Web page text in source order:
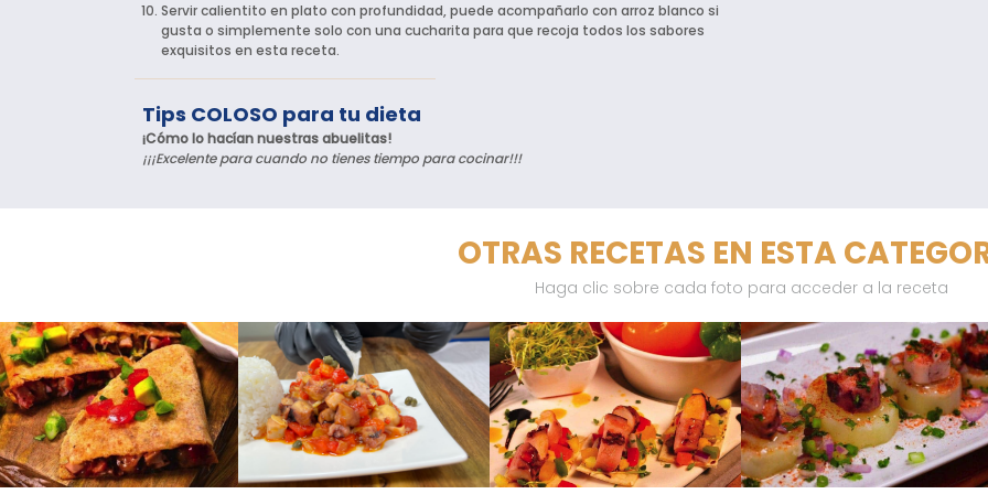
Servir calientito en plato con profundidad, puede acompañarlo con arroz blanco si
gusta o simplemente solo con una cucharita para que recoja todos los sabores
exquisitos en esta receta.
Tips COLOSO para tu dieta
¡Cómo lo hacían nuestras abuelitas!
¡¡¡Excelente para cuando no tienes tiempo para cocinar!!!
OTRAS RECETAS EN ESTA
Haga clic sobre cada foto para acceder a la receta